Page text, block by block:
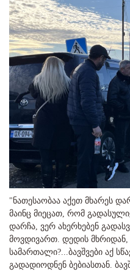
"ნათესაობაა აქეთ მხარეს
მაინც მიეცათ, რომ
დარჩა, ვერ ახერხებენ
მოვდივართ. დედის მხრიდან,
სამართალი?...ბავშვები აქ
გადადიოდნენ ბებიასთან.